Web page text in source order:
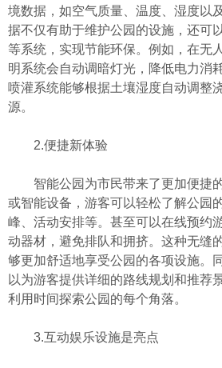
境数据，如空气质量、温度、湿度以
据不仅有助于维护公园的设施，还可
等系统，实现节能环保。例如，在无
明系统会自动调暗灯光，降低电力消
喷灌系统能够根据土壤湿度自动调整
源。
2.便捷新体验
智能公园为市民带来了更加便捷
或智能设备，游客可以轻松了解公园
峰、活动安排等。甚至可以在线预约
动器材，避免排队和拥挤。这种无缝
够更加舒适地享受公园的各项设施。
以为游客提供详细的路线规划和推荐
利用时间探索公园的每个角落。
3.互动娱乐设施是亮点